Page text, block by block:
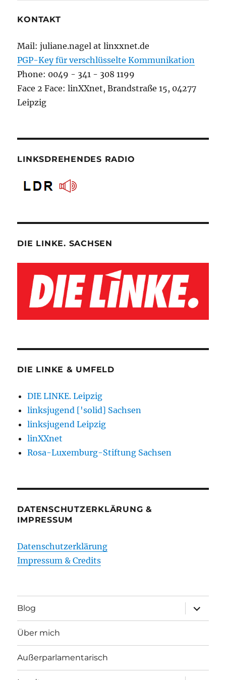
KONTAKT
Mail: juliane.nagel at linxxnet.de
PGP-Key für verschlüsselte Kommunikation
Phone: 0049 - 341 - 308 1199
Face 2 Face: linXXnet, Brandstraße 15, 04277
Leipzig
LINKSDREHENDES RADIO
DIE LINKE. SACHSEN
DIE LINKE & UMFELD
DIE LINKE. Leipzig
linksjugend ['solid] Sachsen
linksjugend Leipzig
linXXnet
Rosa-Luxemburg-Stiftung Sachsen
DATENSCHUTZERKLÄRUNG &
IMPRESSUM
Datenschutzerklärung
Impressum & Credits
Blog
öffnen
Über mich
Außerparlamentarisch